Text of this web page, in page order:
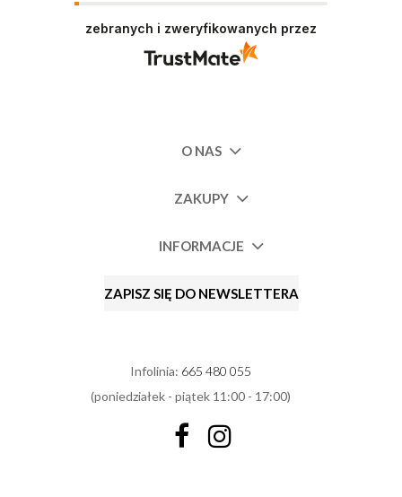
zebranych i zweryfikowanych przez
O NAS
ZAKUPY
INFORMACJE
ZAPISZ SIĘ DO NEWSLETTERA
Infolinia: 665 480 055
(poniedziałek - piątek 11:00 - 17:00)